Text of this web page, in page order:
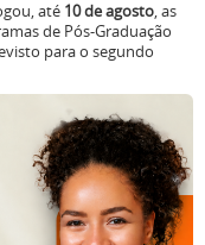
até 10 de agosto, as
de Pós-Graduação
para o segundo